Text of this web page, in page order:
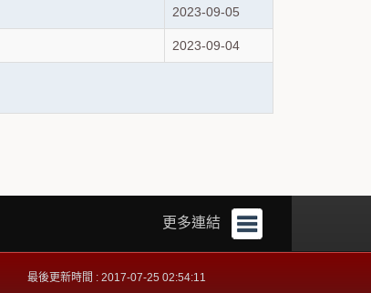
2023-09-05
2023-09-04
更多連結
最後更新時間 : 2017-07-25 02:54:11